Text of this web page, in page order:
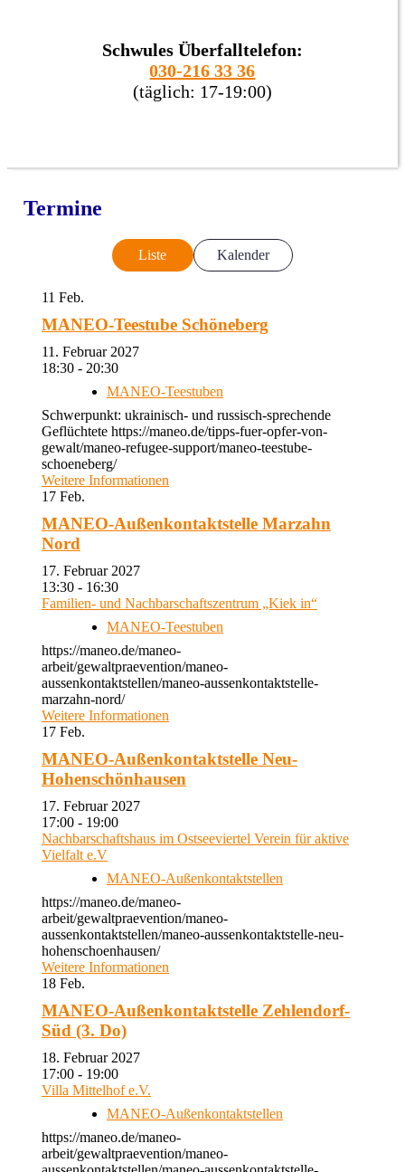
Schwules Überfalltelefon:
030-216 33 36
(täglich: 17-19:00)
Termine
Liste Kalender
11 Feb.
MANEO-Teestube Schöneberg
11. Februar 2027
18:30 - 20:30
MANEO-Teestuben
Schwerpunkt: ukrainisch- und russisch-sprechende
Geflüchtete https://maneo.de/tipps-fuer-opfer-von-
gewalt/maneo-refugee-support/maneo-teestube-
schoeneberg/
Weitere Informationen
17 Feb.
MANEO-Außenkontaktstelle Marzahn
Nord
17. Februar 2027
13:30 - 16:30
Familien- und Nachbarschaftszentrum „Kiek in“
MANEO-Teestuben
https://maneo.de/maneo-
arbeit/gewaltpraevention/maneo-
aussenkontaktstellen/maneo-aussenkontaktstelle-
marzahn-nord/
Weitere Informationen
17 Feb.
MANEO-Außenkontaktstelle Neu-
Hohenschönhausen
17. Februar 2027
17:00 - 19:00
Nachbarschaftshaus im Ostseeviertel Verein für aktive
Vielfalt e.V
MANEO-Außenkontaktstellen
https://maneo.de/maneo-
arbeit/gewaltpraevention/maneo-
aussenkontaktstellen/maneo-aussenkontaktstelle-neu-
hohenschoenhausen/
Weitere Informationen
18 Feb.
MANEO-Außenkontaktstelle Zehlendorf-
Süd (3. Do)
18. Februar 2027
17:00 - 19:00
Villa Mittelhof e.V.
MANEO-Außenkontaktstellen
https://maneo.de/maneo-
arbeit/gewaltpraevention/maneo-